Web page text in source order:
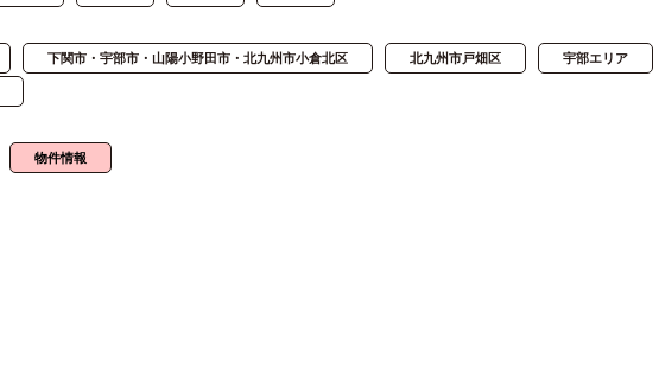
下関市・宇部市・山陽小野田市・北九州市小倉北区 北九州市戸畑区 宇部エリア
物件情報